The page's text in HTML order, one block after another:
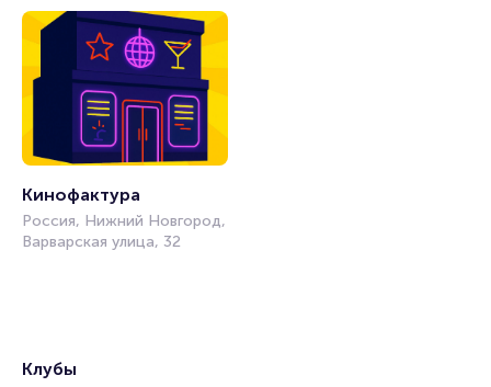
Кинофактура
Россия, Нижний Новгород,
Варварская улица, 32
Клубы